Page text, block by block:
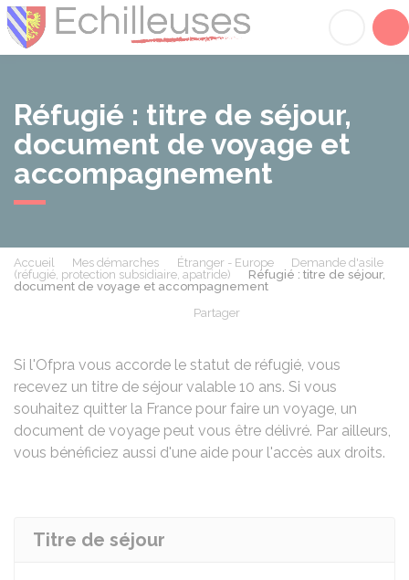
Réfugié : titre de séjour,
document de voyage et
accompagnement
Accueil Mes démarches Étranger - Europe
Demande d'asile
(réfugié, protection subsidiaire, apatride)
Réfugié : titre de séjour,
document de voyage et accompagnement
Partager
Si l'Ofpra vous accorde le statut de réfugié, vous
recevez un titre de séjour valable 10 ans. Si vous
souhaitez quitter la France pour faire un voyage, un
document de voyage peut vous être délivré. Par ailleurs,
vous bénéficiez aussi d'une aide pour l'accès aux droits.
Titre de séjour